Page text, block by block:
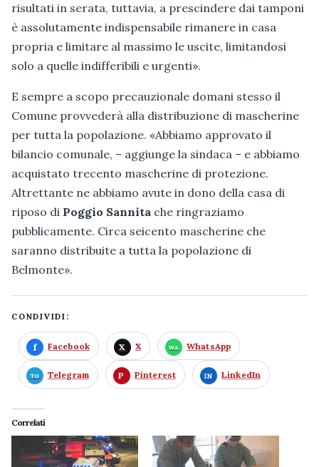
risultati in serata, tuttavia, a prescindere dai tamponi
è assolutamente indispensabile rimanere in casa
propria e limitare al massimo le uscite, limitandosi
solo a quelle indifferibili e urgenti».
E sempre a scopo precauzionale domani stesso il
Comune provvederà alla distribuzione di mascherine
per tutta la popolazione. «Abbiamo approvato il
bilancio comunale, – aggiunge la sindaca – e abbiamo
acquistato trecento mascherine di protezione.
Altrettante ne abbiamo avute in dono della casa di
riposo di Poggio Sannita che ringraziamo
pubblicamente. Circa seicento mascherine che
saranno distribuite a tutta la popolazione di
Belmonte».
CONDIVIDI:
Facebook X WhatsApp
Telegram Pinterest LinkedIn
Correlati